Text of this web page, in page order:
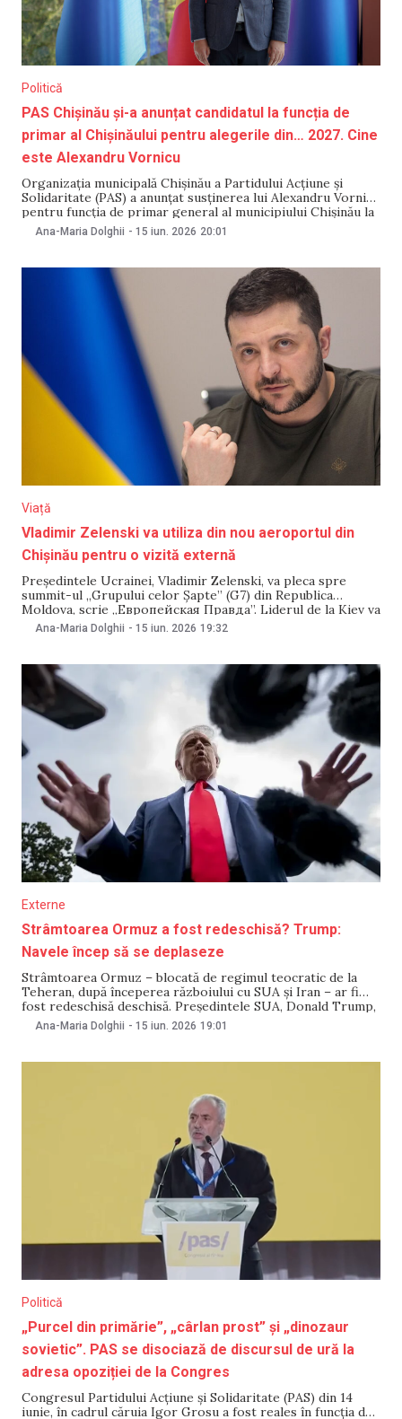
Politică
PAS Chișinău și-a anunțat candidatul la funcția de
primar al Chișinăului pentru alegerile din… 2027. Cine
este Alexandru Vornicu
Organizația municipală Chișinău a Partidului Acțiune și
Solidaritate (PAS) a anunțat susținerea lui Alexandru Vornicu
pentru funcția de primar general al municipiului Chișinău la
alegerile locale din 2027. Totodată, acesta a fost propus
pentru funcția de președinte al organizației municipale a
Ana-Maria Dolghii - 15 iun. 2026 20:01
Viață
Vladimir Zelenski va utiliza din nou aeroportul din
Chișinău pentru o vizită externă
Președintele Ucrainei, Vladimir Zelenski, va pleca spre
summit-ul „Grupului celor Șapte” (G7) din Republica
Moldova, scrie „Европейская Правда”. Liderul de la Kiev va
utiliza aeroportul din Chișinău, fiind a doua oară în ultimele
două săptămâni când îl folosește pentru pentru deplasări
platforma de
Ana-Maria Dolghii - 15 iun. 2026 19:32
Externe
Strâmtoarea Ormuz a fost redeschisă? Trump:
Navele încep să se deplaseze
Strâmtoarea Ormuz – blocată de regimul teocratic de la
Teheran, după începerea războiului cu SUA și Iran – ar fi
fost redeschisă deschisă. Președintele SUA, Donald Trump,
a anunțat luni, 15 iunie, că navele „încep să se deplaseze”
prin ruta maritimă. „Navele încep să se deplaseze, multe
Ana-Maria Dolghii - 15 iun. 2026 19:01
Politică
„Purcel din primărie”, „cârlan prost” și „dinozaur
sovietic”. PAS se disociază de discursul de ură la
adresa opoziției de la Congres
Congresul Partidului Acțiune și Solidaritate (PAS) din 14
iunie, în cadrul căruia Igor Grosu a fost reales în funcția de